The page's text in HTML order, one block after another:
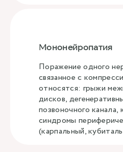
Мононейропатия
Поражение одного
связанное с
относятся: грыжи
дисков,
позвоночного
синдромы
(карпальный,